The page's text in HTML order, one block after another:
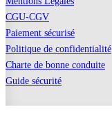
CGU-CGV
Paiement sécurisé
Politique de confidentialité
Charte de bonne conduite
Guide sécurité